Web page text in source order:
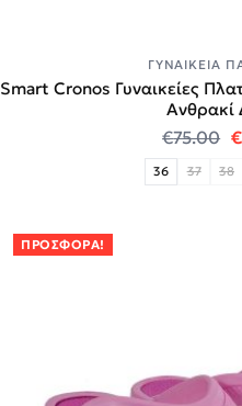
ΓΥΝΑΙΚΕΊΑ
Smart Cronos Γυναικείες
Ανθρακί
€75.00 €
36 37 38
ΠΡΟΣΦΟΡΆ!